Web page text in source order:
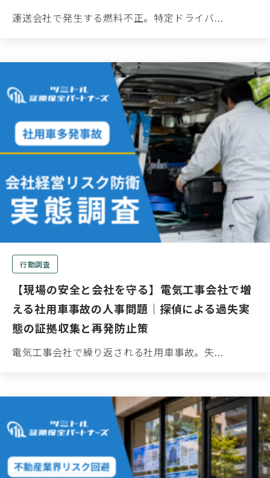
運送会社で発生する燃料不正。特定ドライバ...
行動調査
【現場の安全と会社を守る】電気工事会社で増
える社用車事故の人事問題｜探偵による過失実
態の証拠収集と再発防止策
電気工事会社で繰り返される社用車事故。失...